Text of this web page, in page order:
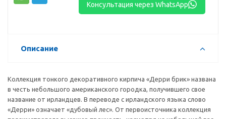
Консультация через WhatsApp
Описание
Коллекция тонкого декоративного кирпича «Дерри брик» названа
в честь небольшого американского городка, получившего свое
название от ирландцев. В переводе с ирландского языка слово
«Дерри» означает «дубовый лес». От первоисточника коллекция